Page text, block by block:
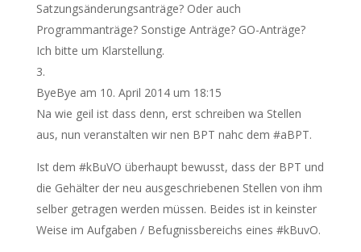
Satzungsänderungsanträge? Oder auch
Programmanträge? Sonstige Anträge? GO-Anträge?
Ich bitte um Klarstellung.
ByeBye am 10. April 2014 um 18:15
Na wie geil ist dass denn, erst schreiben wa Stellen
aus, nun veranstalten wir nen BPT nahc dem #aBPT.
Ist dem #kBuVO überhaupt bewusst, dass der BPT und
die Gehälter der neu ausgeschriebenen Stellen von ihm
selber getragen werden müssen. Beides ist in keinster
Weise im Aufgaben / Befugnissbereichs eines #kBuvO.